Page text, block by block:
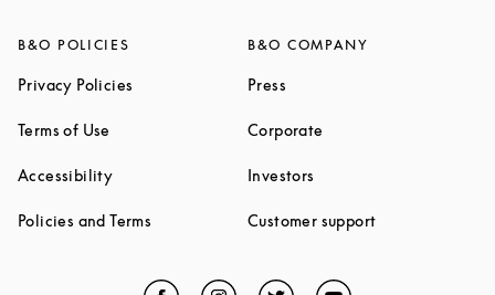
B&O POLICIES
Privacy Policies Link Opens in New Tab
Terms of Use Link Opens in New Tab
AccessibilityLink Opens in New Tab
Policies and Terms Link Opens in New Tab
B&O COMPANY
Press
Corporate
Investors
Customer supportLink Opens in